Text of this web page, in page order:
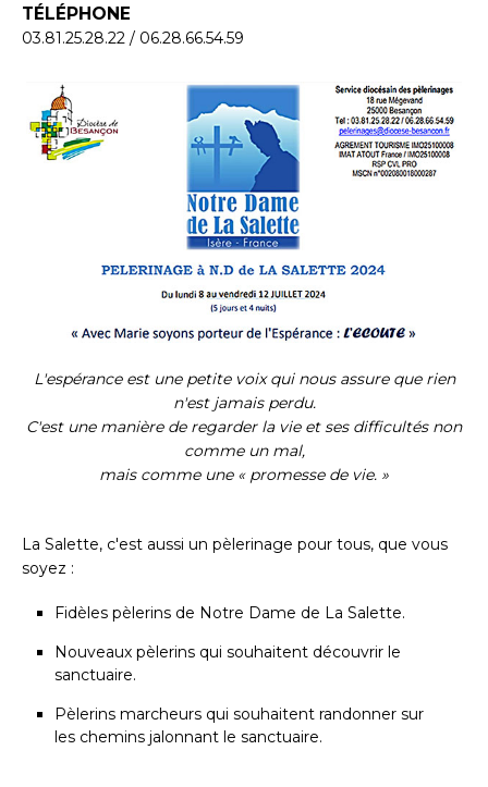
TÉLÉPHONE
03.81.25.28.22 / 06.28.66.54.59
L'espérance est une petite voix qui nous assure que rien
n'est jamais perdu.
C'est une manière de regarder la vie et ses difficultés non
comme un mal,
mais comme une « promesse de vie. »
La Salette, c'est aussi un pèlerinage pour tous, que vous
soyez :
Fidèles pèlerins de Notre Dame de La Salette.
Nouveaux pèlerins qui souhaitent découvrir le
sanctuaire.
Pèlerins marcheurs qui souhaitent randonner sur
les chemins jalonnant le sanctuaire.